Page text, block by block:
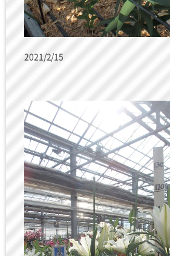
2021/2/15